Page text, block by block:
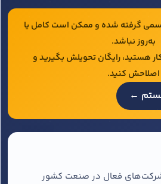
رسمی گرفته شده و ممکن است کامل یا
به‌روز نباشد.
هستید، رایگان تحویلش بگیرید و
اصلاحش کنید.
←
فعال در صنعت کشور